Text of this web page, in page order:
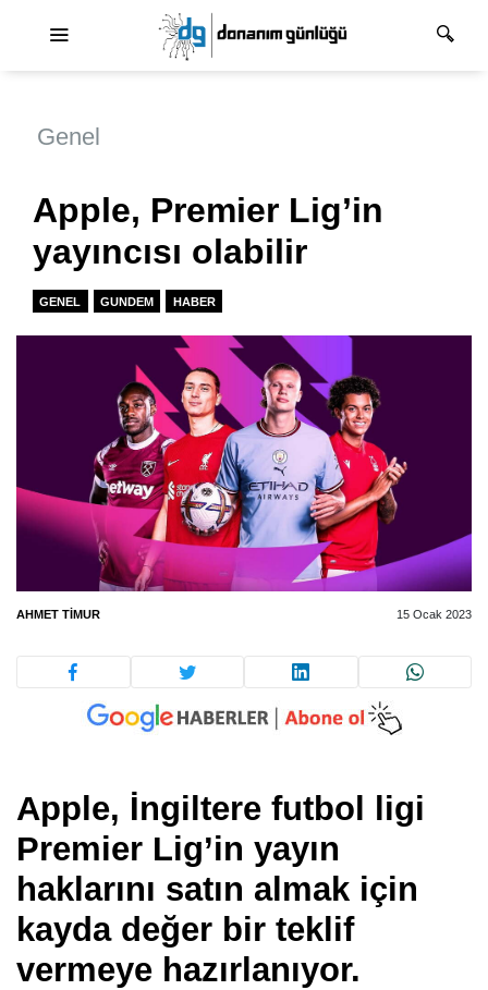
Genel
Apple, Premier Lig’in
yayıncısı olabilir
GENEL GUNDEM HABER
AHMET TIMUR 15 Ocak 2023
Apple, İngiltere futbol ligi
Premier Lig’in yayın
haklarını satın almak için
kayda değer bir teklif
vermeye hazırlanıyor.